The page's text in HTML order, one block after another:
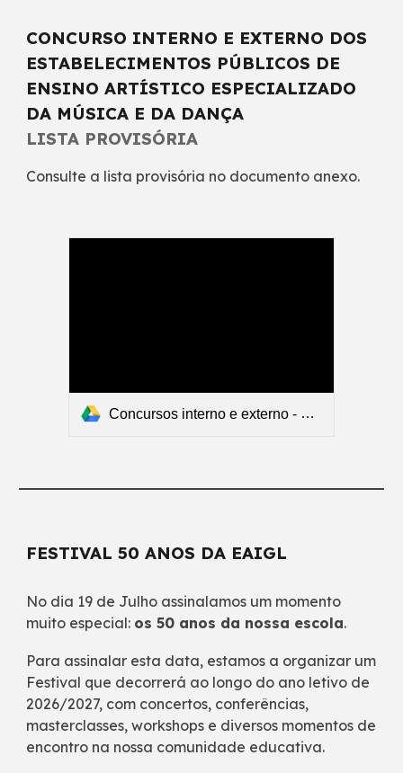
CONCURSO INTERNO E EXTERNO DOS
ESTABELECIMENTOS PÚBLICOS DE
ENSINO ARTÍSTICO ESPECIALIZADO
DA MÚSICA E DA DANÇA
LISTA PROVISÓRIA
Consulte a lista provisória no documento anexo.
Concursos interno e externo - Lista provisória
FESTIVAL 50 ANOS DA EAIGL
No dia 19 de Julho assinalamos um momento
muito especial: os 50 anos da nossa escola.
Para assinalar esta data, estamos a organizar um
Festival que decorrerá ao longo do ano letivo de
2026/2027, com concertos, conferências,
masterclasses, workshops e diversos momentos de
encontro na nossa comunidade educativa.